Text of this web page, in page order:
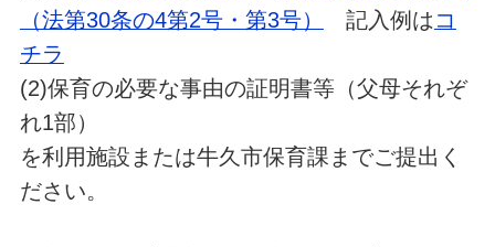
（法第30条の4第2号・第3号）
記入例は コ
チラ
(2)保育の必要な事由の証明書等（父母それぞ
れ1部）
を利用施設または牛久市保育課までご提出く
ださい。